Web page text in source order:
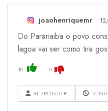
joaohenriquemr
Do Paranaiba o povo
lagoa vai ser como tira
10 0
RESPONDER